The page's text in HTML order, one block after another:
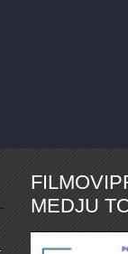
MEDJU